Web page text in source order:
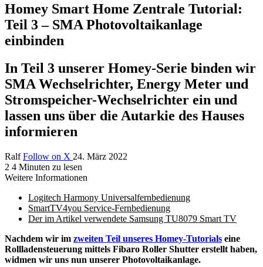
Homey Smart Home Zentrale Tutorial:
Teil 3 – SMA Photovoltaikanlage
einbinden
In Teil 3 unserer Homey-Serie binden wir
SMA Wechselrichter, Energy Meter und
Stromspeicher-Wechselrichter ein und
lassen uns über die Autarkie des Hauses
informieren
Ralf Follow on X 24. März 2022
2 4 Minuten zu lesen
Weitere Informationen
Logitech Harmony Universalfernbedienung
SmartTV4you Service-Fernbedienung
Der im Artikel verwendete Samsung TU8079 Smart TV
Nachdem wir im zweiten Teil unseres Homey-Tutorials eine
Rollladensteuerung mittels Fibaro Roller Shutter erstellt haben,
widmen wir uns nun unserer Photovoltaikanlage.